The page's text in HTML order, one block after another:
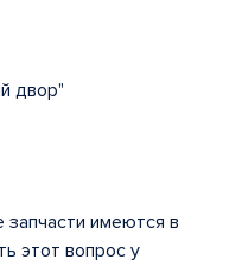
двор"
имеются в
этот вопрос у